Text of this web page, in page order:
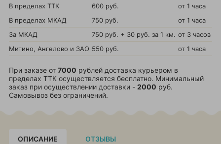
В пределах ТТК 600 руб.
от 1 часа
В пределах МКАД
750 руб.
от 1 часа
За МКАД
750 руб. + 30 руб. за 1 км. от 3 часов
Митино, Ангелово и ЗАО 550 руб. от 1 часа
При заказе от 7000 рублей доставка курьером в
пределах ТТК осуществляется бесплатно. Минимальный
заказ при осуществлении доставки - 2000 руб.
Самовывоз без ограничений.
ОПИСАНИЕ ОТЗЫВЫ